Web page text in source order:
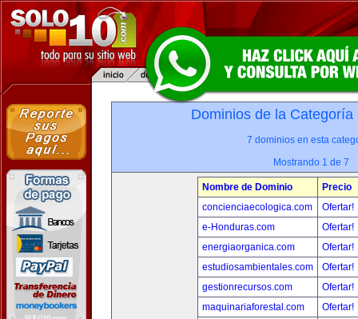
Dominios de la
7 dominios en esta
Mostrando 1 de 7
Nombre de Dominio
Precio
concienciaecologica.com
Ofertar!
e-Honduras.com
Ofertar!
energiaorganica.com
Ofertar!
estudiosambientales.com
Ofertar!
gestionrecursos.com
Ofertar!
maquinariaforestal.com
Ofertar!